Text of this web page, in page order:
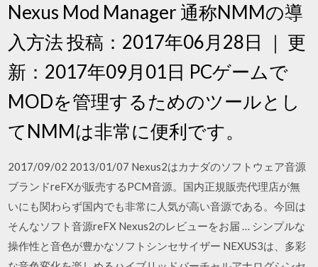
Nexus Mod Manager 通称NMMの導
入方法 投稿：2017年06月28日 ｜ 更
新：2017年09月01日 PCゲームで
MODを管理するためのツールとし
てNMMは非常に便利です。
2017/09/02 2013/01/07 Nexus2はカナダのソフトウェア音源
ブランドreFXが販売するPCM音源。国内正規販売代理店が無
いにも関わらず国内でも非常に人気が高い音源である。今回は
そんなソフト音源reFX Nexus2のレビューをお届 … シンプルな
操作性と音色が豊かなソフトシンセサイザー NEXUS3は、多彩